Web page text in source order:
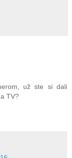
už ste si dali
TV?